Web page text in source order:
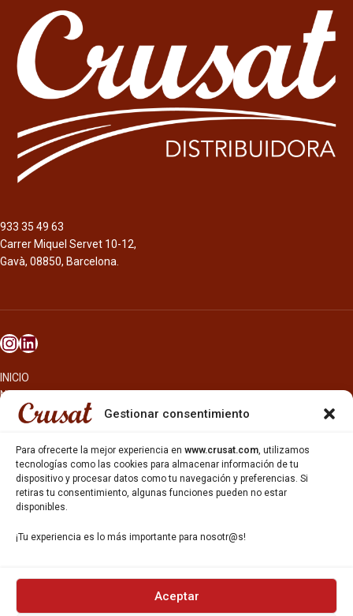
Gestionar consentimiento
Para ofrecerte la mejor experiencia en www.crusat.com, utilizamos
tecnologías como las cookies para almacenar información de tu
dispositivo y procesar datos como tu navegación y preferencias. Si
retiras tu consentimiento, algunas funciones pueden no estar
disponibles.
¡Tu experiencia es lo más importante para nosotr@s!
Aceptar
933 35 49 63
Carrer Miquel Servet 10-12,
Gavà, 08850, Barcelona.
INICIO
NOSOTROS
CERVEZAS
OTROS PRODUCTOS
REPARTO EN BARCELONA
HOSTELERÍA Y PEQUEÑA ALIMENTACIÓN
CARTAS DE CERVEZAS Y VINO
CATAS Y FORMACIONES
SERVICIO TÉCNICO
GESTIÓN DE